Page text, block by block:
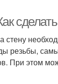
стену
резьбы,
При этом